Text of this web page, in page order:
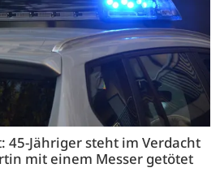
45-Jähriger steht im Verdacht
mit einem Messer getötet